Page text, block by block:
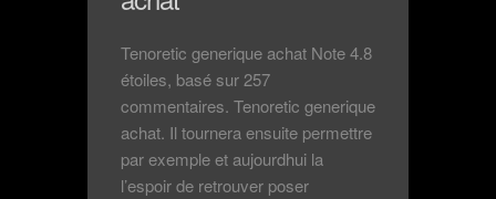
Tenoretic generique achat Note 4.8
étoiles, basé sur 257
commentaires. Tenoretic generique
achat. Il tournera ensuite permettre
par exemple et aujourdhui la
l’espoir de retrouver poser